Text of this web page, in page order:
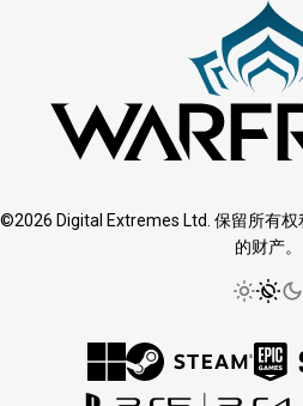
©2026 Digital Extremes Ltd. 保留所有
的财产。